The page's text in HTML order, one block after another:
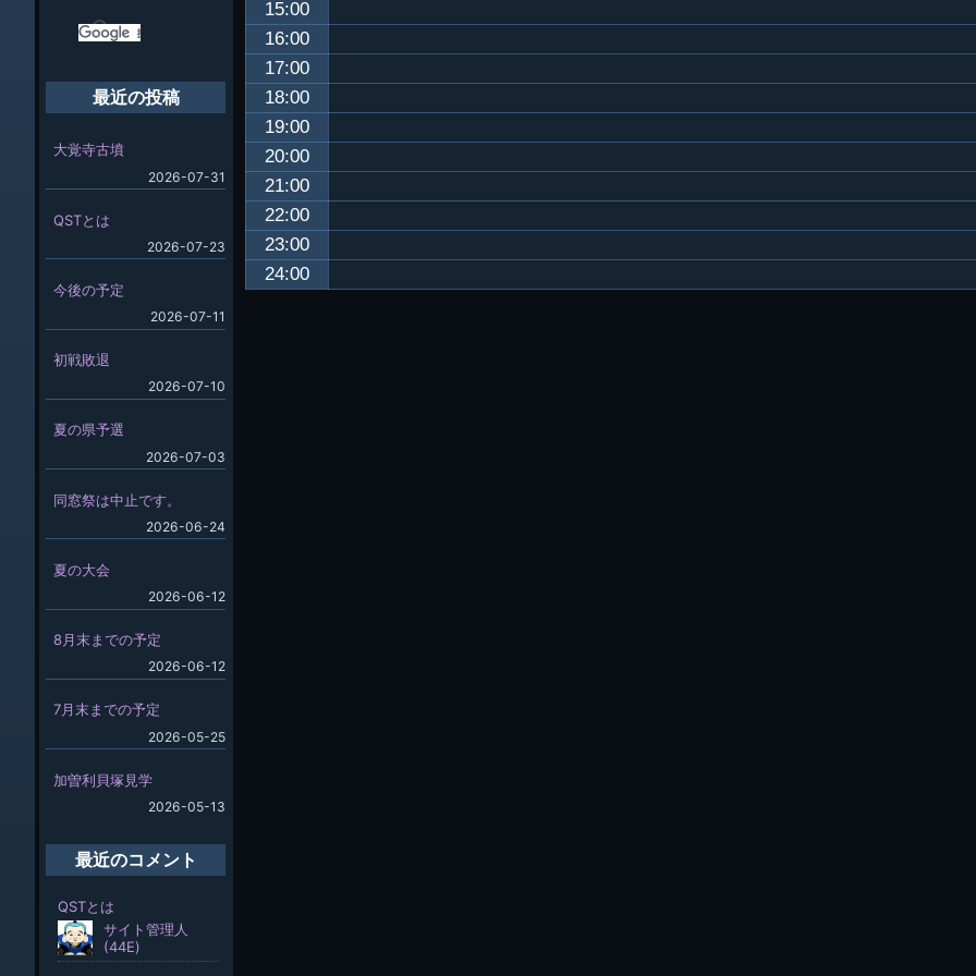
15:00
16:00
17:00
18:00
19:00
20:00
21:00
22:00
23:00
24:00
最近の投稿
大覚寺古墳
2026-07-31
QSTとは
2026-07-23
今後の予定
2026-07-11
初戦敗退
2026-07-10
夏の県予選
2026-07-03
同窓祭は中止です。
2026-06-24
夏の大会
2026-06-12
8月末までの予定
2026-06-12
7月末までの予定
2026-05-25
加曽利貝塚見学
2026-05-13
最近のコメント